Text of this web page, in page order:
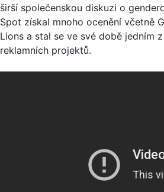
širší společenskou diskuzi o
Spot získal mnoho ocenění včetně
Lions a stal se ve své době jedním
reklamních projektů.